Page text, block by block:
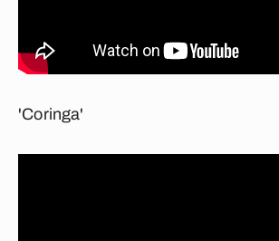
'Coringa'